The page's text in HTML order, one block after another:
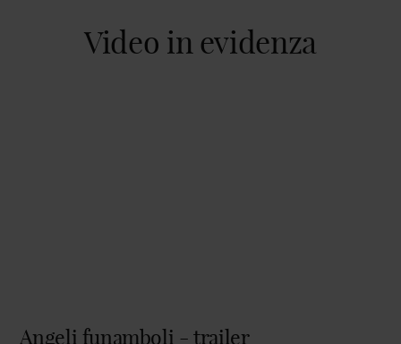
Video in evidenza
Angeli funamboli - trailer